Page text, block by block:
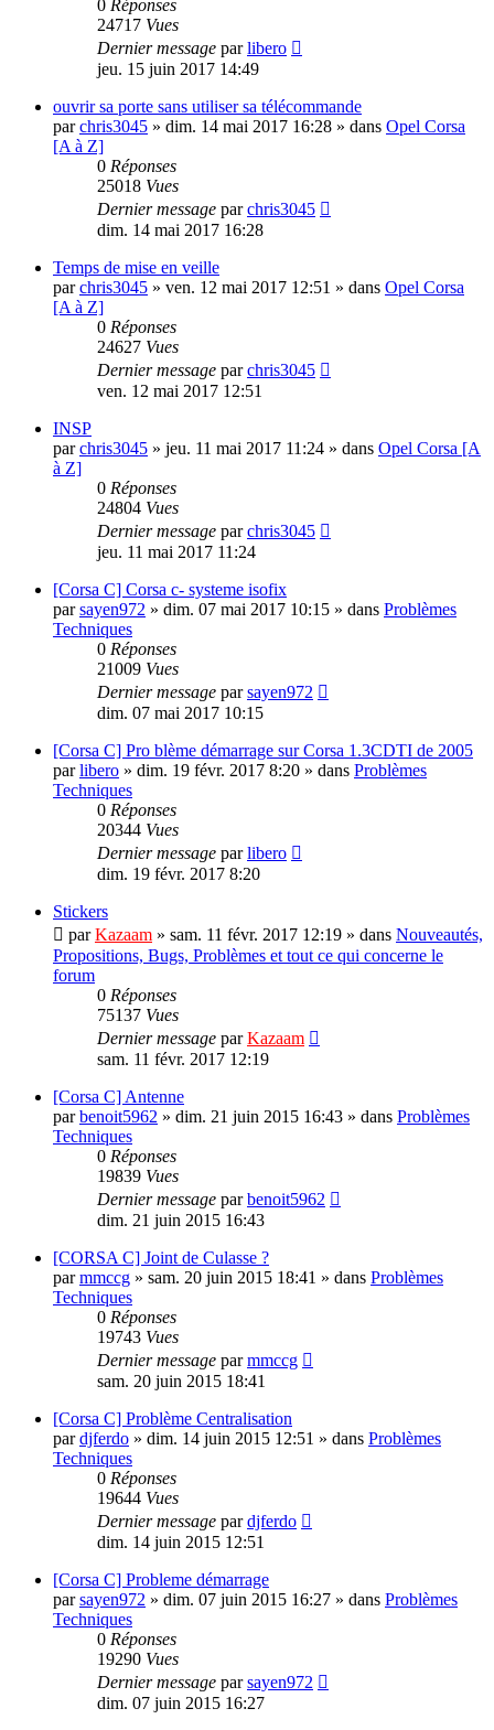
0 Réponses
24717 Vues
Dernier message parlibero
jeu. 15 juin 2017 14:49
ouvrir sa porte sans utiliser sa télécommande
parchris3045 » dim. 14 mai 2017 16:28 » dans Opel Corsa
[A à Z]
0 Réponses
25018 Vues
Dernier message parchris3045
dim. 14 mai 2017 16:28
Temps de mise en veille
parchris3045 » ven. 12 mai 2017 12:51 » dans Opel Corsa
[A à Z]
0 Réponses
24627 Vues
Dernier message parchris3045
ven. 12 mai 2017 12:51
INSP
parchris3045 » jeu. 11 mai 2017 11:24 » dans Opel Corsa [A
à Z]
0 Réponses
24804 Vues
Dernier message parchris3045
jeu. 11 mai 2017 11:24
[Corsa C] Corsa c- systeme isofix
parsayen972 » dim. 07 mai 2017 10:15 » dans Problèmes
Techniques
0 Réponses
21009 Vues
Dernier message parsayen972
dim. 07 mai 2017 10:15
[Corsa C] Pro blème démarrage sur Corsa 1.3CDTI de 2005
parlibero » dim. 19 févr. 2017 8:20 » dans Problèmes
Techniques
0 Réponses
20344 Vues
Dernier message parlibero
dim. 19 févr. 2017 8:20
Stickers
parKazaam » sam. 11 févr. 2017 12:19 » dans Nouveautés,
Propositions, Bugs, Problèmes et tout ce qui concerne le
forum
0 Réponses
75137 Vues
Dernier message parKazaam
sam. 11 févr. 2017 12:19
[Corsa C] Antenne
parbenoit5962 » dim. 21 juin 2015 16:43 » dans Problèmes
Techniques
0 Réponses
19839 Vues
Dernier message parbenoit5962
dim. 21 juin 2015 16:43
[CORSA C] Joint de Culasse ?
parmmccg » sam. 20 juin 2015 18:41 » dans Problèmes
Techniques
0 Réponses
19743 Vues
Dernier message parmmccg
sam. 20 juin 2015 18:41
[Corsa C] Problème Centralisation
pardjferdo » dim. 14 juin 2015 12:51 » dans Problèmes
Techniques
0 Réponses
19644 Vues
Dernier message pardjferdo
dim. 14 juin 2015 12:51
[Corsa C] Probleme démarrage
parsayen972 » dim. 07 juin 2015 16:27 » dans Problèmes
Techniques
0 Réponses
19290 Vues
Dernier message parsayen972
dim. 07 juin 2015 16:27